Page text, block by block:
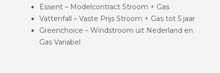
Essent – Modelcontract Stroom + Gas
Vattenfall – Vaste Prijs Stroom + Gas tot 5 jaar
Greenchoice – Windstroom uit Nederland en
Gas Variabel